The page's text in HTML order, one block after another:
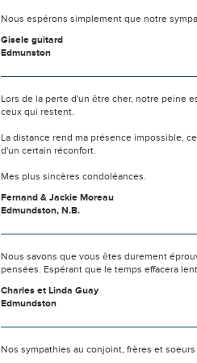
Nous espérons simplement que notre
Gisele guitard
Edmunston
Lors de la perte d'un être cher, notre peine
ceux qui restent.
La distance rend ma présence impossible,
d'un certain réconfort.
Mes plus sincères condoléances.
Fernand & Jackie Moreau
Edmundston, N.B.
Nous savons que vous êtes durement
pensées. Espérant que le temps effacera
Charles et Linda Guay
Edmundston
Nos sympathies au conjoint, frères et